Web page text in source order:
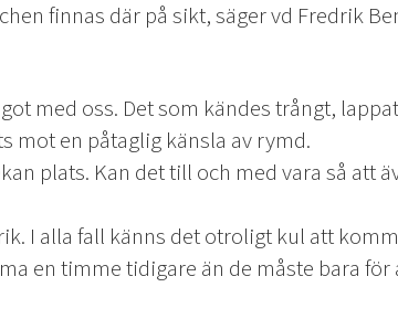
finnas där på sikt, säger vd Fredrik
med oss. Det som kändes trångt,
mot en påtaglig känsla av rymd.
plats. Kan det till och med vara så att
I alla fall känns det otroligt kul att
en timme tidigare än de måste bara för